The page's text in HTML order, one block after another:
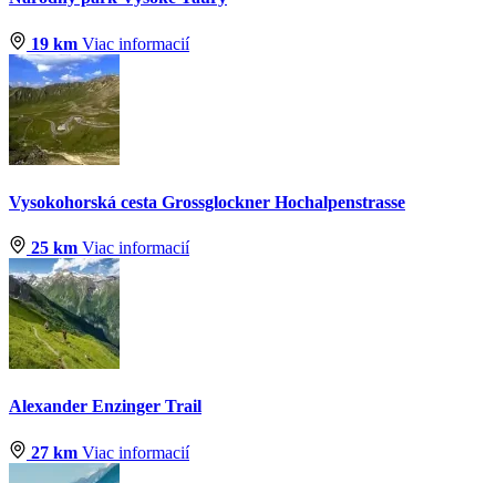
19 km Viac informacií
Vysokohorská cesta Grossglockner Hochalpenstrasse
25 km Viac informacií
Alexander Enzinger Trail
27 km Viac informacií